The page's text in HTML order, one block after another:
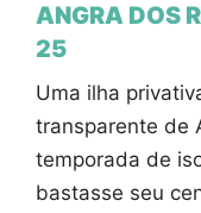
ANGRA DOS
25
Uma ilha
transparente de
temporada de
bastasse seu